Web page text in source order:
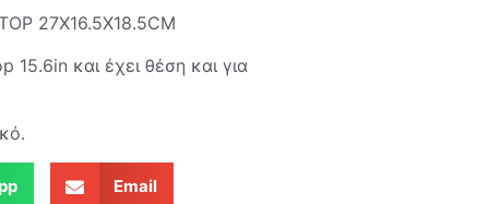
27Χ16.5Χ18.5CΜ
και έχει θέση και για
Email